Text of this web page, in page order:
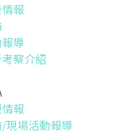
報
導
察介紹
報
現場活動報導